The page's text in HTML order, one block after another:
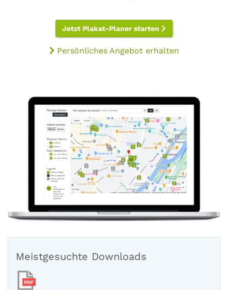
Jetzt Plakat-Planer starten
Persönliches Angebot erhalten
Meistgesuchte Downloads
PDF